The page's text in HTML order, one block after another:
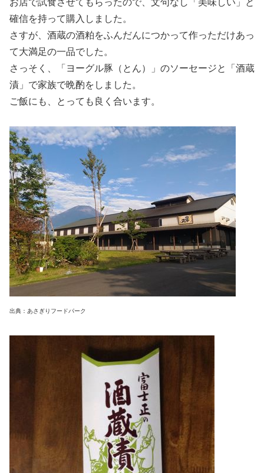
確信を持って購入しました。
さすが、酒蔵の酒粕をふんだんにつかって作っただけあっ
て大満足の一品でした。
さっそく、「ヨーグル豚（とん）」のソーセージと「酒蔵
漬」で家族で晩酌をしました。
ご飯にも、とっても良く合います。
出典：あさぎりフードパーク